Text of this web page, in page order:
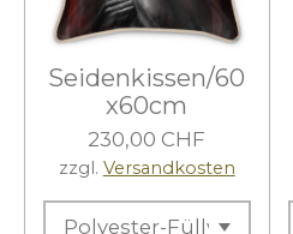
Seidenkissen/60
x60cm
230,00 CHF
zzgl. Versandkosten